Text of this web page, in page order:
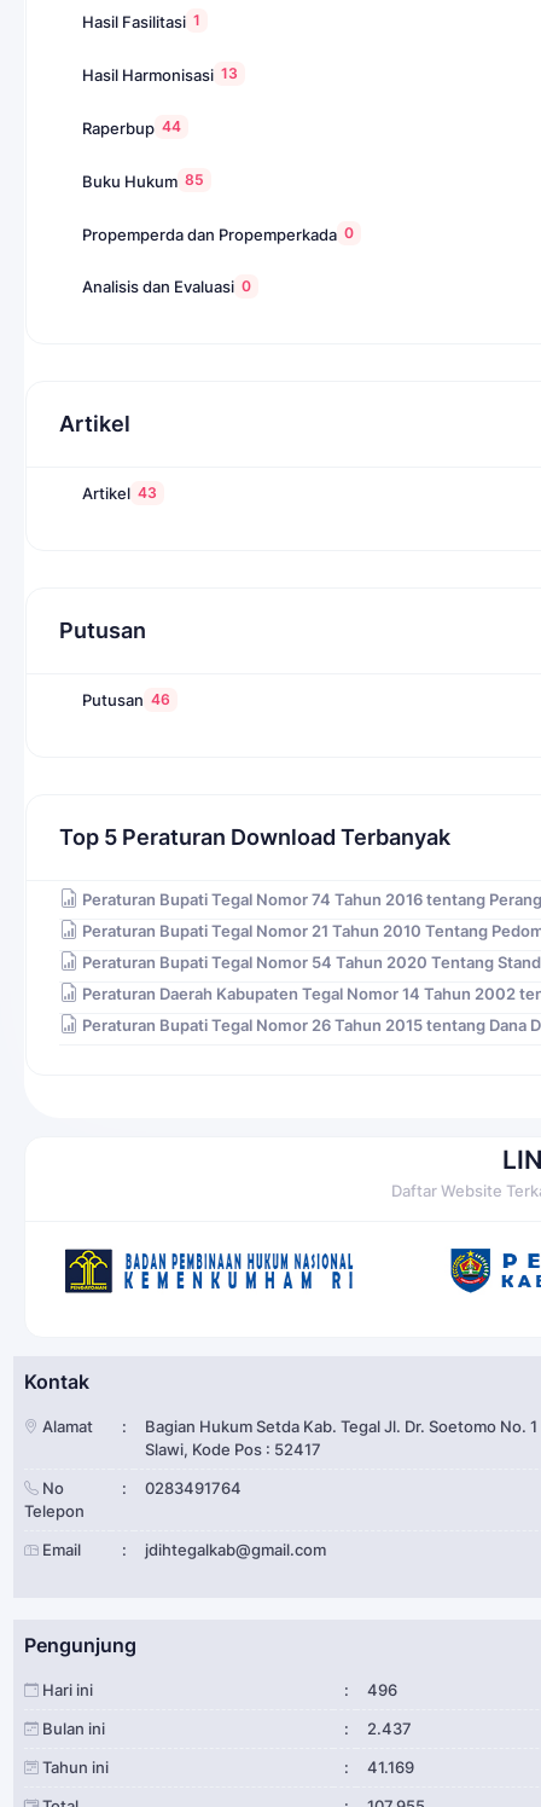
Hasil Fasilitasi 1
Hasil Harmonisasi 13
Raperbup 44
Buku Hukum 85
Propemperda dan Propemperkada 0
Analisis dan Evaluasi 0
Artikel
Artikel 43
Putusan
Putusan 46
Top 5 Peraturan Download Terbanyak
Peraturan Bupati Tegal Nomor 74 Tahun 2016 tentang
Peraturan Bupati Tegal Nomor 21 Tahun 2010 Tentang
Peraturan Bupati Tegal Nomor 54 Tahun 2020 Tentang
Peraturan Daerah Kabupaten Tegal Nomor 14 Tahun 2002
Peraturan Bupati Tegal Nomor 26 Tahun 2015 tentang Dana
Daftar Website
Kontak
Alamat :
Bagian Hukum Setda Kab. Tegal Jl. Dr. Soetomo No. 1
Slawi, Kode Pos : 52417
No
Telepon
: 0283491764
Email : jdihtegalkab@gmail.com
Pengunjung
Hari ini : 496
Bulan ini : 2.437
Tahun ini : 41.169